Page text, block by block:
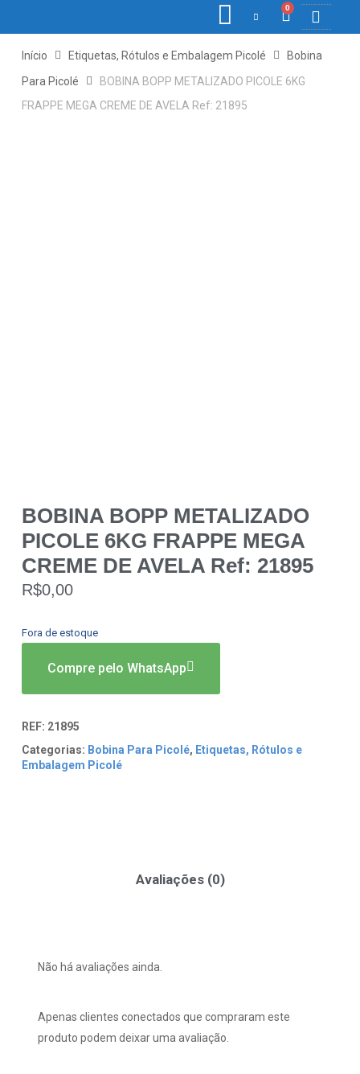
0
Início Etiquetas, Rótulos e Embalagem Picolé
Bobina
Para Picolé
BOBINA BOPP METALIZADO PICOLE 6KG
FRAPPE MEGA CREME DE AVELA Ref: 21895
BOBINA BOPP METALIZADO
PICOLE 6KG FRAPPE MEGA
CREME DE AVELA Ref: 21895
R$0,00
Fora de estoque
Compre pelo WhatsApp
REF: 21895
Categorias: Bobina Para Picolé, Etiquetas, Rótulos e
Embalagem Picolé
Avaliações (0)
Não há avaliações ainda.
Apenas clientes conectados que compraram este
produto podem deixar uma avaliação.